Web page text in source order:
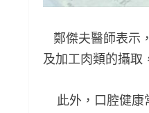
鄭傑夫醫師表示
及加工肉類的攝取
此外，口腔健康